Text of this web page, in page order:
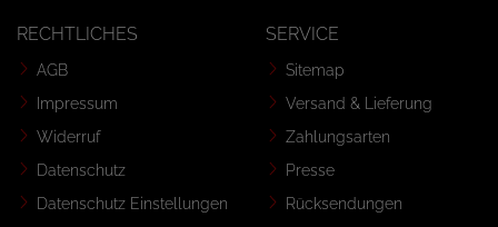
RECHTLICHES
AGB
Impressum
Widerruf
Datenschutz
Datenschutz Einstellungen
SERVICE
Sitemap
Versand & Lieferung
Zahlungsarten
Presse
Rücksendungen